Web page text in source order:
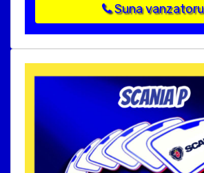
Suna